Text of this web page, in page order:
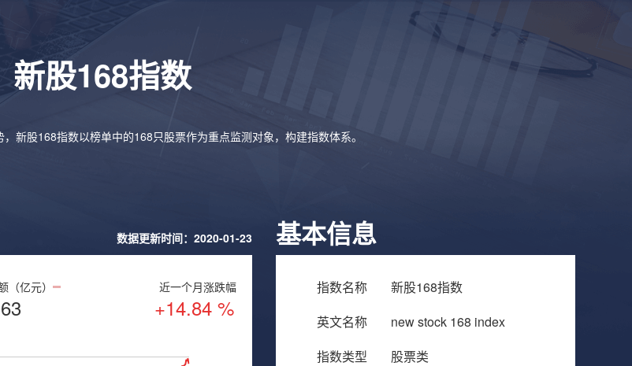
新股168指数
新股168指数以榜单中的168只股票作为重点监测对象，构建指数体系。
数据更新时间：2020-01-23
（亿元） 近一个月涨跌幅
+14.84 %
基本信息
指数名称
新股168指数
英文名称
new stock 168 index
指数类型
股票类